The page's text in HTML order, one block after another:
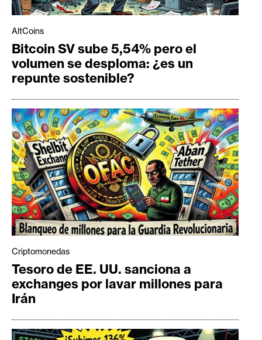
AltCoins
Bitcoin SV sube 5,54% pero el
volumen se desploma: ¿es un
repunte sostenible?
Criptomonedas
Tesoro de EE. UU. sanciona a
exchanges por lavar millones para
Irán